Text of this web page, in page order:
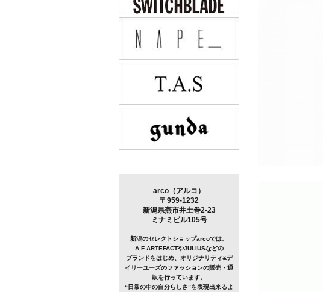
arco（アルコ）
〒959-1232
新潟県燕市井土巻2-23
ミナミビル105号
新潟のセレクトショップarcoでは、
A.F ARTEFACTやJULIUSなどの
ブランドをはじめ、オリジナリティ&デ
イリーユーズのファッションの販売・通
販を行っています。
“日常の中の自分らしさ”を表現出来るよ